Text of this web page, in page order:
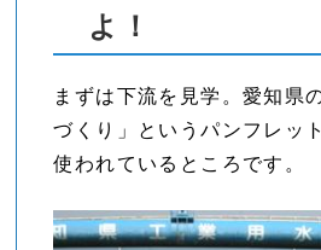
よ！
まずは下流を見学。愛知県
づくり」というパンフレッ
使われているところです。